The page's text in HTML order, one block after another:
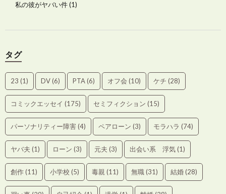
私の彼がヤバい件(1)
タグ
23 (1) DV(6) PTA(6) オフ会 (10) ケチ (28)
コミックエッセイ (175) セミフィクション (15)
パーソナリティー障害(4) ペアローン (3) モラハラ (74)
ヤバ夫 (1) ローン (3) 元夫 (3) 出会い系 浮気(1)
創作(11) 小学校 (5) 毒親 (11) 無職(31) 結婚(28)